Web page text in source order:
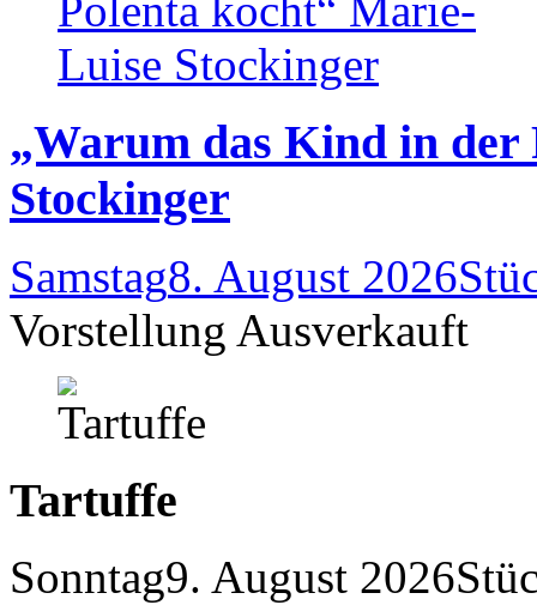
„Warum das Kind in
Stockinger
Samstag8. August 2026
Vorstellung Ausverkauft
Tartuffe
Sonntag9. August 2026